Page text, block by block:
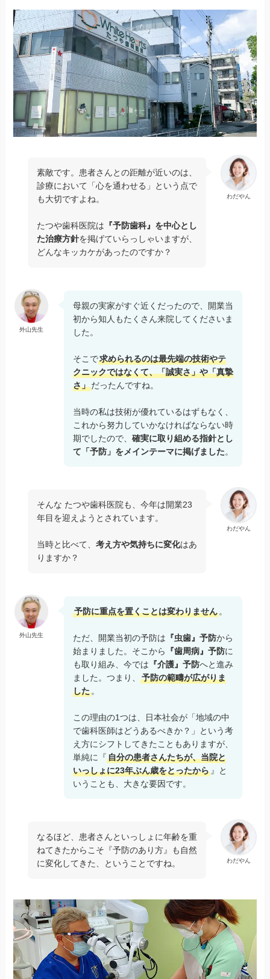
わだやん
素敵です。患者さんとの距離が近いのは、
診療において「心を通わせる」という点で
も大切ですよね。
たつや歯科医院は 『予防歯科』を中心とし
た治療方針を掲げていらっしゃいますが、
どんなキッカケがあったのですか？
外山先生
母親の実家がすぐ近くだったので、開業当
初から知人もたくさん来院してくださいま
した。
そこで求められるのは最先端の技術やテ
クニックではなくて、「誠実さ」や「真摯
さ」だったんですね。
当時の私は技術が優れているはずもなく、
これから努力していかなければならない時
期でしたので、 確実に取り組める指針とし
て「予防」をメインテーマに掲げました。
わだやん
そんな たつや歯科医院も、今年は開業23
年目を迎えようとされています。
当時と比べて、 考え方や気持ちに変化はあ
りますか？
外山先生
予防に重点を置くことは変わりません。
ただ、開業当初の予防は 『虫歯』予防から
始まりました。そこから
『歯周病』予防に
も取り組み、今では 『介護』予防へと進み
ました。つまり、
予防の範疇が広がりま
した。
この理由の1つは、日本社会が「地域の中
で歯科医師はどうあるべきか？」という考
え方にシフトしてきたこともありますが、
単純に『自分の患者さんたちが、当院と
いっしょに23年ぶん歳をとったから』と
いうことも、大きな要因です。
わだやん
なるほど、患者さんといっしょに年齢を重
ねてきたからこそ『予防のあり方』も自然
に変化してきた、ということですね。